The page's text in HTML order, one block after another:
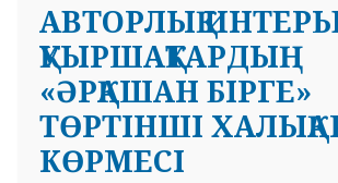
АВТОРЛЫҚ
ҚУЫРШАҚТАРДЫҢ
«ӘРҚАШАН БІРГЕ»
ТӨРТІНШІ
КӨРМЕСІ